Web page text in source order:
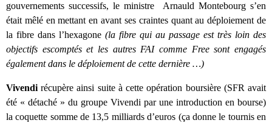
gouvernements successifs, le ministre Arnauld Montebourg s’en
était mêlé en mettant en avant ses craintes quant au déploiement de
la fibre dans l’hexagone (la fibre qui au passage est très loin des
objectifs escomptés et les autres FAI comme Free sont engagés
également dans le déploiement de cette dernière …)
Vivendi récupère ainsi suite à cette opération boursière (SFR avait
été « détaché » du groupe Vivendi par une introduction en bourse)
la coquette somme de 13,5 milliards d’euros (ça donne le tournis en